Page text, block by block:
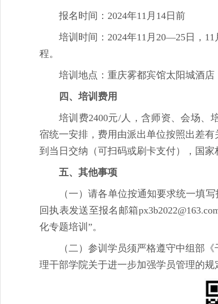
报名时间：2024年11月14日前
培训时间：2024年11月20—25日，
程。
培训地点：重庆雾都宾馆太阳城酒
四、培训费用
培训费2400元/人，含师资、会场、
宿统一安排，费用由派出单位按照出差
到当日交纳（可扫码或刷卡支付），国
五、其他事项
（一）请各单位按通知要求统一填
回执表发送至报名邮箱
化专题培训”。
（二）参训学员须严格遵守中组部
理干部学院关于进一步加强学员管理的